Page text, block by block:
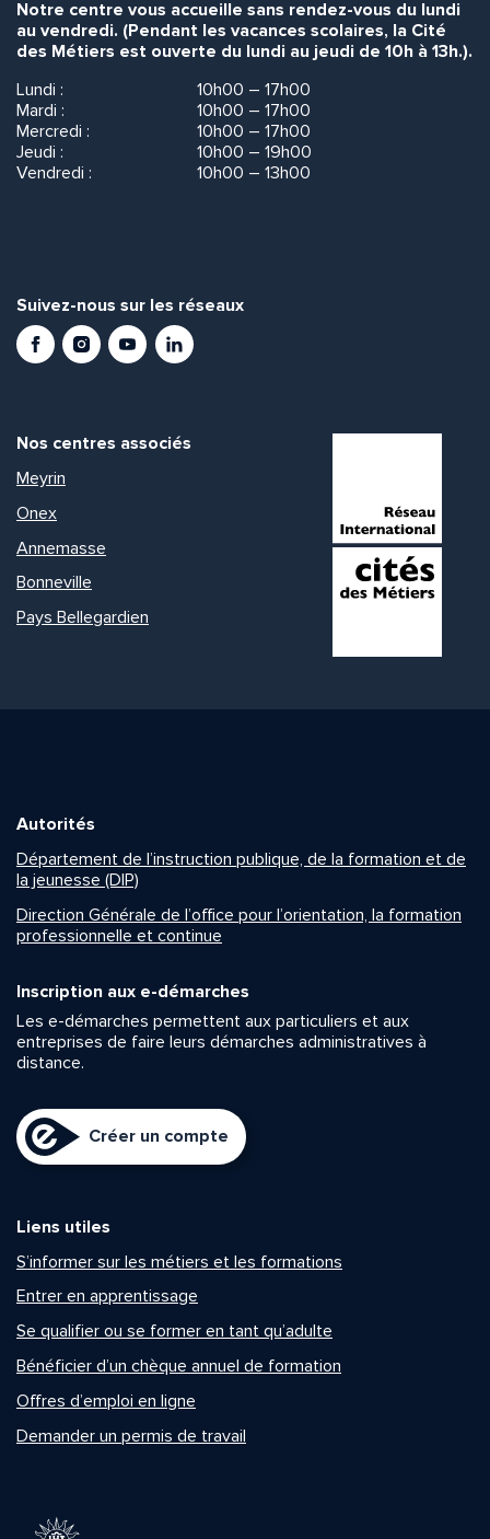
Notre centre vous accueille sans rendez-vous du lundi
au vendredi. (Pendant les vacances scolaires, la Cité
des Métiers est ouverte du lundi au jeudi de 10h à 13h.).
Lundi :
10h00 – 17h00
Mardi :
10h00 – 17h00
Mercredi :
10h00 – 17h00
Jeudi :
10h00 – 19h00
Vendredi :
10h00 – 13h00
Suivez-nous sur les réseaux
FacebookInstagramYoutubeLinkedIn
Nos centres associés
Meyrin
Onex
Annemasse
Bonneville
Pays Bellegardien
Autorités
Département de l’instruction publique, de la formation et de
la jeunesse (DIP)
Direction Générale de l’office pour l’orientation, la formation
professionnelle et continue
Inscription aux e-démarches
Les e-démarches permettent aux particuliers et aux
entreprises de faire leurs démarches administratives à
distance.
Créer un compte
Liens utiles
S’informer sur les métiers et les formations
Entrer en apprentissage
Se qualifier ou se former en tant qu’adulte
Bénéficier d’un chèque annuel de formation
Offres d’emploi en ligne
Demander un permis de travail